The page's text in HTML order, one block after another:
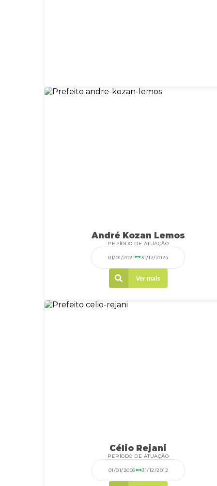
André Kozan Lemos
PERÍODO DE ATUAÇÃO
01/01/2021 31/12/2024
Ver mais
Célio Rejani
PERÍODO DE ATUAÇÃO
01/01/2009 31/12/2012